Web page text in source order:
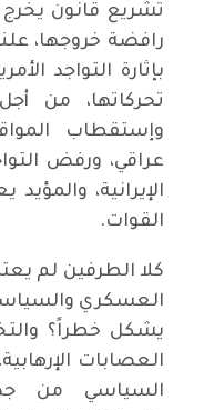
تشريع قانون يخرج
رافضة خروجها،
بإثارة التواجد
تحركاتها، من
وإستقطاب
عراقي، ورفض
الإيرانية،
القوات.
كلا الطرفين لم
العسكري
يشكل خطراً؟
العصابات
السياسي من